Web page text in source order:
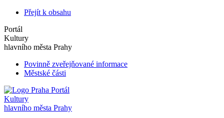
Přejít k obsahu
Portál
Kultury
hlavního města Prahy
Povinně zveřejňované informace
Městské části
Portál
Kultury
hlavního města Prahy